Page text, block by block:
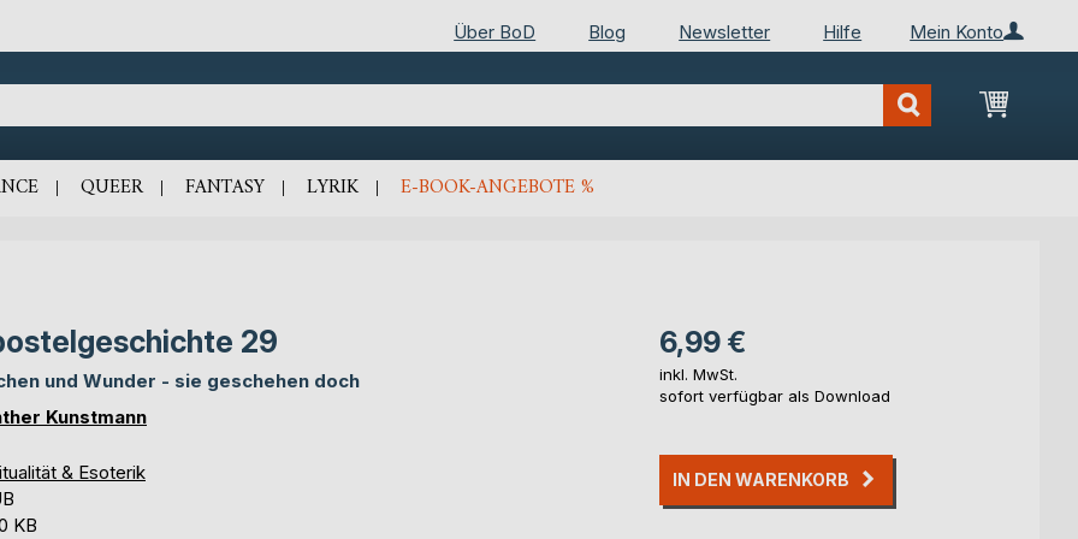
Mein Konto
Über BoD Blog Newsletter Hilfe
Mein
QUEER FANTASY LYRIK E-BOOK-ANGEBOTE %
29
und Wunder - sie geschehen doch
Kunstmann
& Esoterik
KB
6,99 €
inkl. MwSt.
sofort verfügbar als Download
IN DEN WARENKORB